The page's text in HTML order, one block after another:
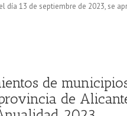
13 de septiembre de 2023, se
de
de